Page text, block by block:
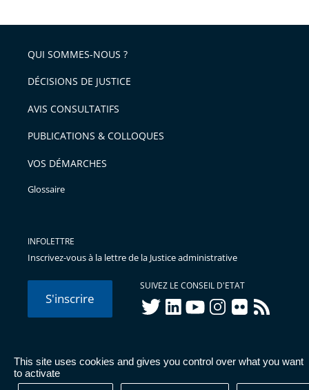
This site uses cookies and gives you control over what you want
to activate
arriver
après
l'article
pour
avant
QUI SOMMES-NOUS ?
DÉCISIONS DE JUSTICE
AVIS CONSULTATIFS
PUBLICATIONS & COLLOQUES
VOS DÉMARCHES
Glossaire
INFOLETTRE
Inscrivez-vous à la lettre de la Justice administrative
S'inscrire
SUIVEZ LE CONSEIL D'ETAT
twitterlinkedInyoutubeinstagram
flickr rss
© Conseil d'État 2026 - Mentions légales
Données
personnelles-Publications administratives-Accessibilité :